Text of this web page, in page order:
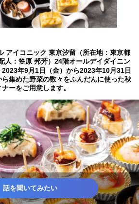
アイコニック 東京汐留（所在地：東京都
人：笠原 邦芳）24階オールデイダイニン
年9月1日（金）から2023年10月31日
ら集めた野菜の数々をふんだんに使った秋
ーをご用意します。
話を聞いてみたい